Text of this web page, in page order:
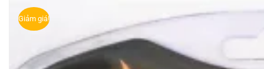
Giảm giá!